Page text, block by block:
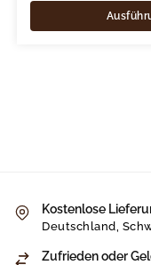
Kostenlose
Deutschland,
Zufrieden oder